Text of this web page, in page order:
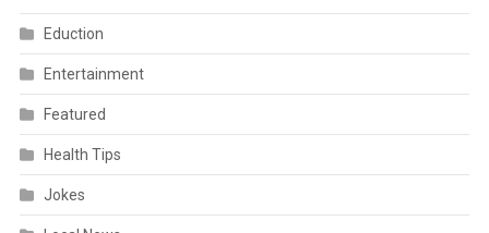
Eduction
Entertainment
Featured
Health Tips
Jokes